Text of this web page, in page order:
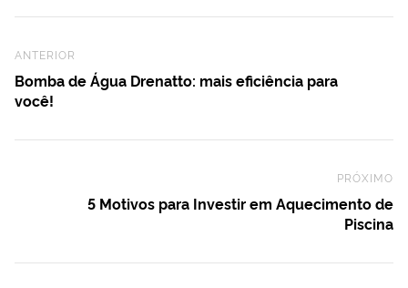
Previous Post
ANTERIOR
Bomba de Água Drenatto: mais eficiência para
você!
PRÓXIMO
5 Motivos para Investir em Aquecimento de
Piscina